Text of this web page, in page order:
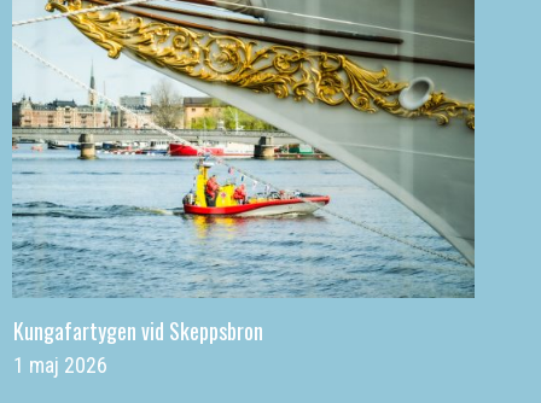
Kungafartygen vid Skeppsbron
1 maj 2026